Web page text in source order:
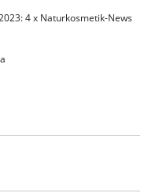
4 x Naturkosmetik-News